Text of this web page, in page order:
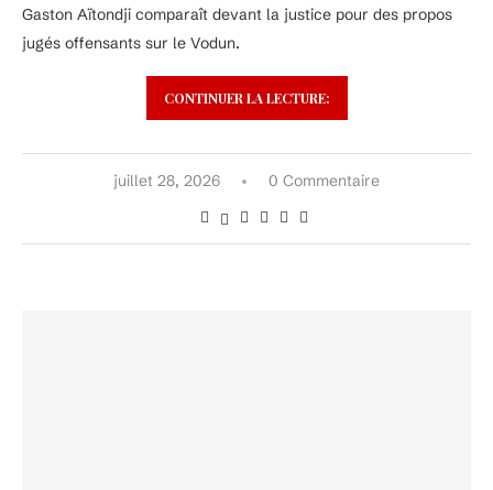
Gaston Aïtondji comparaît devant la justice pour des propos
jugés offensants sur le Vodun.
CONTINUER LA LECTURE:
juillet 28, 2026 0 Commentaire